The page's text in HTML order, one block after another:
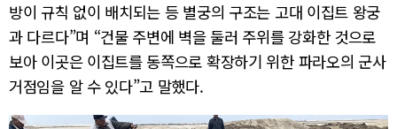
방이 규칙 없이 배치되는 등 별궁의 구조는 고대 이집트 왕궁
과 다르다”며 “건물 주변에 벽을 둘러 주위를 강화한 것으로
보아 이곳은 이집트를 동쪽으로 확장하기 위한 파라오의 군사
거점임을 알 수 있다”고 말했다.